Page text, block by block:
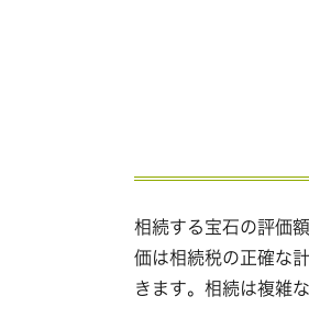
相続する宝石の評価
価は相続税の正確な
きます。相続は複雑